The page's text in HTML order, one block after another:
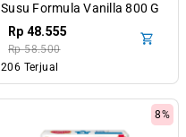
Susu Formula Vanilla 800 G
Rp 48.555
Rp 58.500
206 Terjual
8%